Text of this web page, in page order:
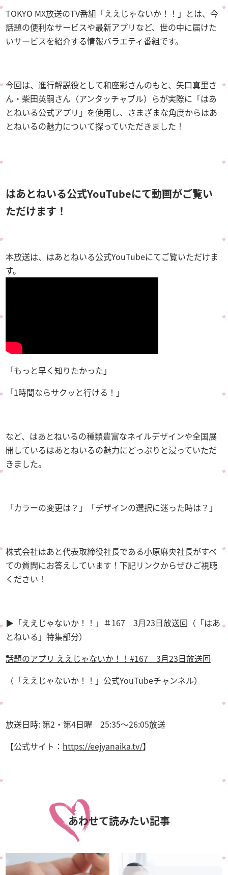
TOKYO MX放送のTV番組「ええじゃないか！！」とは、今
話題の便利なサービスや最新アプリなど、世の中に届けた
いサービスを紹介する情報バラエティ番組です。
今回は、進行解説役として和座彩さんのもと、矢口真里さ
ん・柴田英嗣さん（アンタッチャブル）らが実際に「はあ
とねいる公式アプリ」を使用し、さまざまな角度からはあ
とねいるの魅力について探っていただきました！
はあとねいる公式YouTubeにて動画がご覧い
ただけます！
本放送は、はあとねいる公式YouTubeにてご覧いただけま
す。
「もっと早く知りたかった」
「1時間ならサクッと行ける！」
など、はあとねいるの種類豊富なネイルデザインや全国展
開しているはあとねいるの魅力にどっぷりと浸っていただ
きました。
「カラーの変更は？」「デザインの選択に迷った時は？」
株式会社はあと代表取締役社長である小原麻央社長がすべ
ての質問にお答えしています！下記リンクからぜひご視聴
ください！
▶︎「ええじゃないか！！」＃167 3月23日放送回（「はあ
とねいる」特集部分）
話題のアプリ ええじゃないか！！#167 3月23日放送回
（「ええじゃないか！！」公式YouTubeチャンネル）
放送日時: 第2・第4日曜 25:35〜26:05放送
【公式サイト： https://eejyanaika.tv/】
あわせて読みたい記事